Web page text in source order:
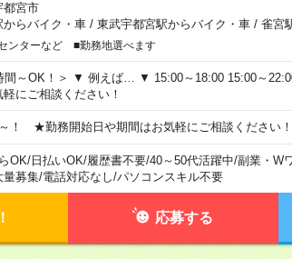
都宮市
からバイク・車/ 東武宇都宮駅からバイク・車/ 雀宮
ンターなど ■勤務地選べます
間～OK！＞ ▼ 例えば… ▼ 15:00～18:00 15:00～
軽にご相談ください！
！ ★勤務開始日や期間はお気軽にご相談くださ
OK/日払いOK/履歴書不要/40～50代活躍中/副業・W
量募集/電話対応なし/パソコンスキル不要
応募する